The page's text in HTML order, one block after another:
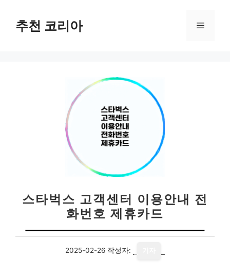
추천 코리아 메
스타벅스 고객센터 이용안내 전
화번호 제휴카드
2025-02-26 작성자: